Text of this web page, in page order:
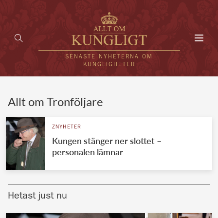
SENASTE NYHETERNA OM
KUNGLIGHETER
UTLÄNDSKT
VÄRLDENS KUNGAHUS
Brittiska kungahuset
Allt om Tronföljare
ZNYHETER
Kungen stänger ner slottet –
personalen lämnar
Hetast just nu